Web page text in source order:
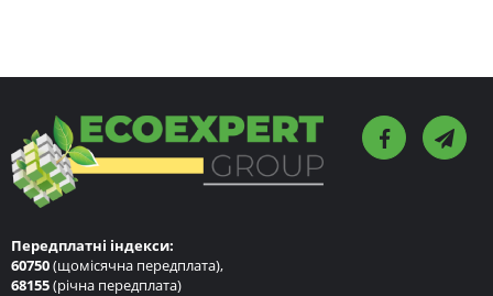
Передплатні індекси:
60750(щомісячна передплата),
68155(річна передплата)